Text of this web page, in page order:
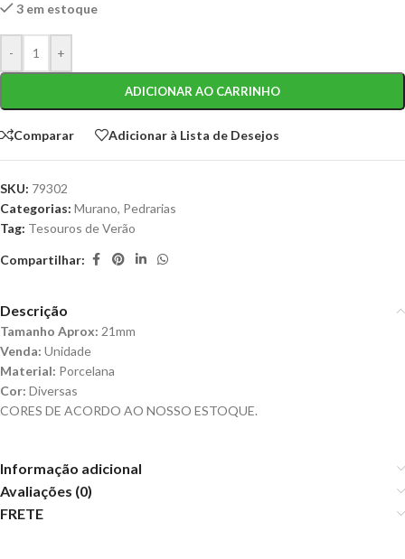
3 em estoque
- +
ADICIONAR AO CARRINHO
Comparar Adicionar à Lista de Desejos
SKU: 79302
Categorias: Murano, Pedrarias
Tag: Tesouros de Verão
Compartilhar:
Descrição
Tamanho Aprox: 21mm
Venda: Unidade
Material: Porcelana
Cor: Diversas
CORES DE ACORDO AO NOSSO ESTOQUE.
Informação adicional
Avaliações (0)
FRETE